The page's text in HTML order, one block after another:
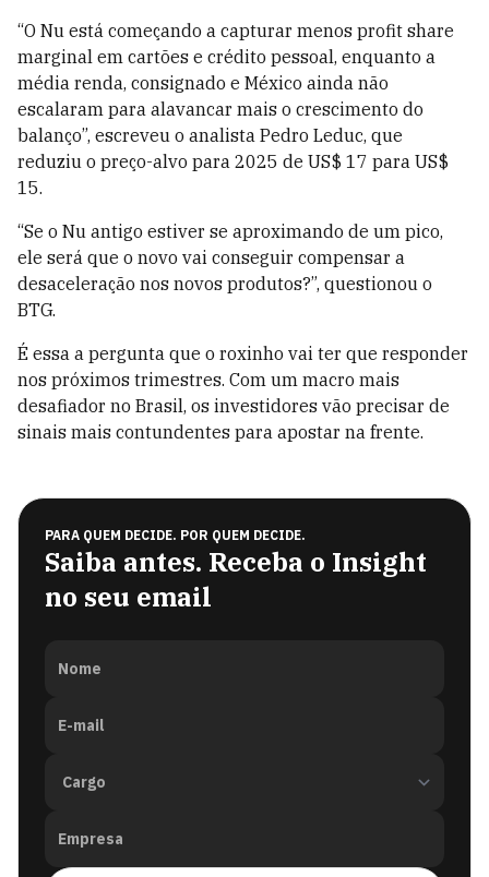
“O Nu está começando a capturar menos profit share
marginal em cartões e crédito pessoal, enquanto a
média renda, consignado e México ainda não
escalaram para alavancar mais o crescimento do
balanço”, escreveu o analista Pedro Leduc, que
reduziu o preço-alvo para 2025 de US$ 17 para US$
15.
“Se o Nu antigo estiver se aproximando de um pico,
ele será que o novo vai conseguir compensar a
desaceleração nos novos produtos?”, questionou o
BTG.
É essa a pergunta que o roxinho vai ter que responder
nos próximos trimestres. Com um macro mais
desafiador no Brasil, os investidores vão precisar de
sinais mais contundentes para apostar na frente.
PARA QUEM DECIDE. POR QUEM DECIDE.
Saiba antes. Receba o Insight
no seu email
Nome
E-mail
Empresa